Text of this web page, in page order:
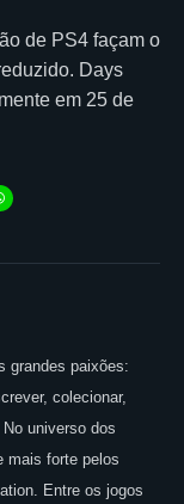
de PS4 façam o
Days
em 25 de
grandes paixões:
colecionar,
universo dos
mais forte pelos
Entre os jogos